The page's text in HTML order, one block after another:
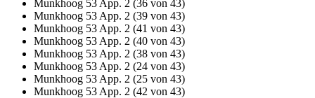
Munkhoog 53 App. 2 (36 von 43)
Munkhoog 53 App. 2 (39 von 43)
Munkhoog 53 App. 2 (41 von 43)
Munkhoog 53 App. 2 (40 von 43)
Munkhoog 53 App. 2 (38 von 43)
Munkhoog 53 App. 2 (24 von 43)
Munkhoog 53 App. 2 (25 von 43)
Munkhoog 53 App. 2 (42 von 43)